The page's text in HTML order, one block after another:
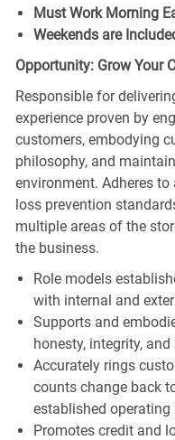
Must Work Morning
Weekends are
Opportunity: Grow Your
Responsible for
experience proven by
customers, embodying
philosophy, and
environment. Adheres
loss prevention
multiple areas of the
the business.
Role models
with internal and
Supports and
honesty, integrity, and
Accurately rings
counts change back
established operating
Promotes credit and